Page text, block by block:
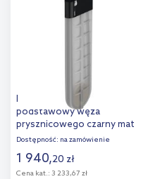
porównania
Hansgrohe sBox E zestaw
podstawowy węża
prysznicowego czarny mat
28020670
Dostępność: na zamówienie
1 940,20 zł
Cena kat.: 3 233,67 zł